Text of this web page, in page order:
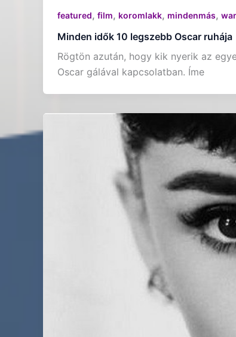
featured, film, koromlakk, mindenmás,
Minden idők 10 legszebb Oscar ruhája
Rögtön azután, hogy kik nyerik az
Oscar gálával kapcsolatban. Íme